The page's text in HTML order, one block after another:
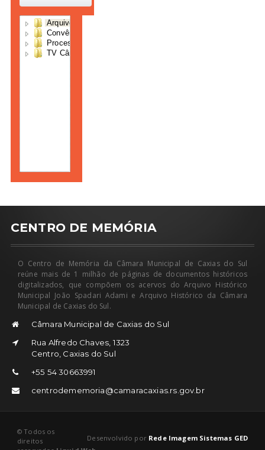
Arquivo Histórico
Convênios municipais
Processos legislativos
TV Câmara
CENTRO DE MEMÓRIA
O Centro de Memória da Câmara Municipal de Caxias do Sul
reúne mais de 1 milhão de páginas de documentos históricos
digitalizados, que compõem os acervos do Arquivo Histórico
Municipal João Spadari Adami e Arquivo Histórico da Câmara
Municipal de Caxias do Sul.
Câmara Municipal de Caxias do Sul
Rua Alfredo Chaves, 1323
Centro, Caxias do Sul
+55 54 30663991
centrodememoria@camaracaxias.rs.gov.br
Desenvolvido por Rede Imagem Sistemas GED
© Todos os
direitos